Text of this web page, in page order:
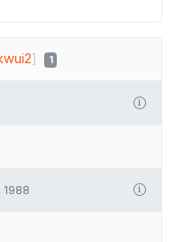
] 1
1988